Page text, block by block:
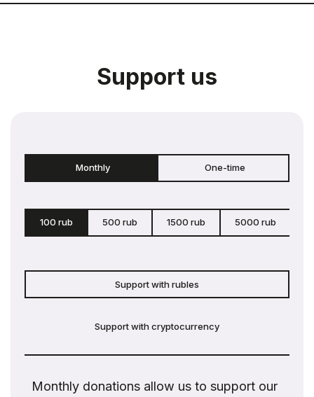
Support us
Monthly One-time
100 rub 500 rub 1500 rub 5000 rub
Support with rubles
Support with cryptocurrency
Monthly donations allow us to support our